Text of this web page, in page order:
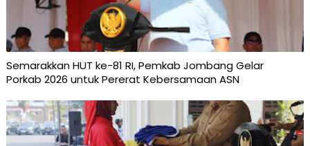
Semarakkan HUT ke-81 RI, Pemkab Jombang Gelar
Porkab 2026 untuk Pererat Kebersamaan ASN